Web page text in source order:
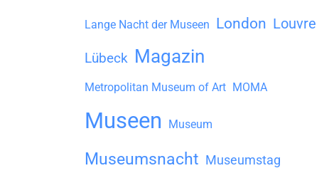
Lange Nacht der Museen London Louvre
Lübeck Magazin
Metropolitan Museum of Art MOMA
Museen Museum
Museumsnacht Museumstag